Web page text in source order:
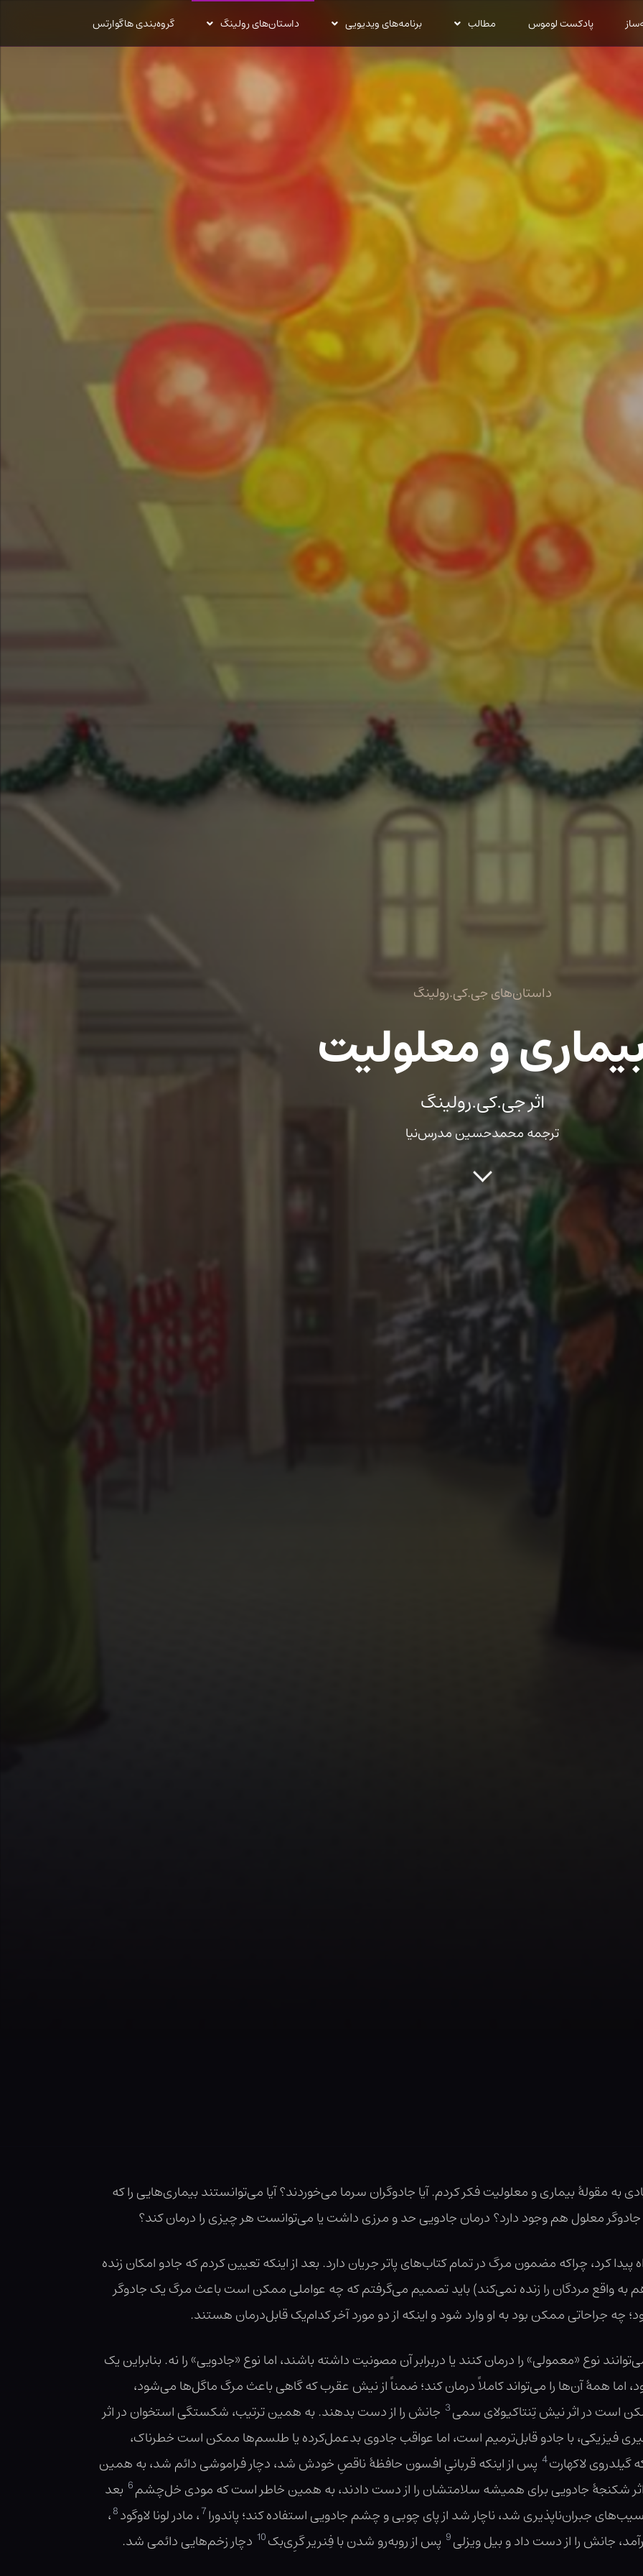
پادکست لوموس مطالب برنامه‌های ویدیویی داستان‌های رولینگ گروه‌بندی هاگوارتس
داستان‌های جی.کی.رولینگ
و معلولیت
اثر جی.کی.رولینگ
ترجمه محمدحسین مدرس‌نیا
به مقولهٔ بیماری و معلولیت فکر کردم. آیا جادوگران سرما می‌خوردند؟ آیا می‌توانستند بیماری‌هایی را که
جادوگر معلول هم وجود دارد؟ درمان جادویی حد و مرزی داشت یا می‌توانست هر چیزی را درمان کند؟
کرد، چراکه مضمون مرگ در تمام کتاب‌های پاتر جریان دارد. بعد از اینکه تعیین کردم که جادو امکان زنده
به واقع مردگان را زنده نمی‌کند) باید تصمیم می‌گرفتم که چه عواملی ممکن است باعث مرگ یک جادوگر
جراحاتی ممکن بود به او وارد شود و اینکه از دو مورد آخر کدام‌یک قابل‌درمان هستند.
نوع «معمولی» را درمان کنند یا دربرابر آن مصونیت داشته باشند، اما نوع «جادویی» را نه. بنابراین یک
اما همهٔ آن‌ها را می‌تواند کاملاً درمان کند؛ ضمناً از نیش عقرب که گاهی باعث مرگ ماگل‌ها می‌شود،
است در اثر نیش تِنتاکیولای سمی3 جانش را از دست بدهند. به همین ترتیب، شکستگی استخوان در اثر
فیزیکی، با جادو قابل‌ترمیم است، اما عواقب جادوی بدعمل‌کرده یا طلسم‌ها ممکن است خطرناک،
لاکهارت4 پس از اینکه قربانیِ افسون حافظهٔ ناقصِ خودش شد، دچار فراموشی دائم شد، به همین
اثر شکنجهٔ جادویی برای همیشه سلامتشان را از دست دادند، به همین خاطر است که مودی خل‌چشم6 بعد
جبران‌ناپذیری شد، ناچار شد از پای چوبی و چشم جادویی استفاده کند؛ پاندورا7، مادر لونا لاوگود8،
جانش را از دست داد و بیل ویزلی9 پس از روبه‌رو شدن با فِنریر گرِی‌بک10 دچار زخم‌هایی دائمی شد.